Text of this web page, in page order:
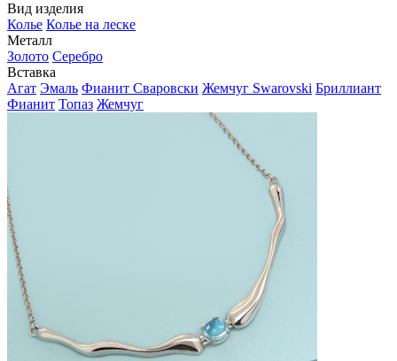
Вид изделия
Колье Колье на леске
Металл
Золото Серебро
Вставка
Агат Эмаль Фианит Сваровски Жемчуг Swarovski Бриллиант
Фианит Топаз Жемчуг